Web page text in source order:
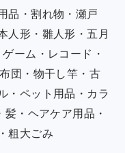
品・割れ物・瀬戸
人形・雛人形・五月
ーム・レコード・
団・物干し竿・古
・ペット用品・カラ
・ヘアケア用品・
粗大ごみ